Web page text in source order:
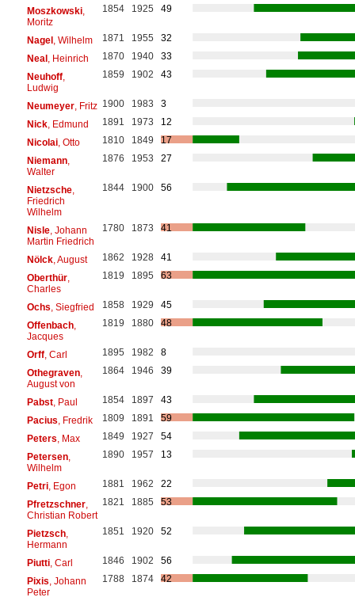
Moszkowski,
Moritz
1854 1925 49
Nagel, Wilhelm 1871 1955
32
Neal, Heinrich 1870 1940
33
Neuhoff,
Ludwig
1859 1902 43
Neumeyer, Fritz 1900 1983
3
Nick, Edmund 1891 1973
12
Nicolai, Otto 1810 1849
17
Niemann,
Walter
1876 1953 27
Nietzsche,
Friedrich
Wilhelm
1844 1900 56
Nisle, Johann
Martin Friedrich
1780 1873 41
Nölck, August 1862 1928
41
Oberthür,
Charles
1819 1895 63
Ochs , Siegfried 1858 1929
45
Offenbach,
Jacques
1819 1880 48
Orff, Carl 1895 1982
8
Othegraven,
August von
1864 1946 39
Pabst, Paul 1854 1897
43
Pacius , Fredrik 1809 1891
59
Peters , Max 1849 1927
54
Petersen,
Wilhelm
1890 1957 13
Petri, Egon 1881 1962
22
Pfretzschner,
Christian Robert
1821 1885 53
Pietzsch,
Hermann
1851 1920 52
Piutti, Carl 1846 1902
56
Pixis , Johann
Peter
1788 1874 42